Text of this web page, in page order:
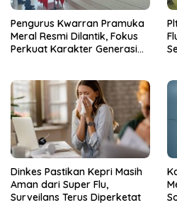
Pengurus Kwarran Pramuka
Meral Resmi Dilantik, Fokus
Perkuat Karakter Generasi
Dinkes Pastikan Kepri Masih
Aman dari Super Flu,
Surveilans Terus Diperketat